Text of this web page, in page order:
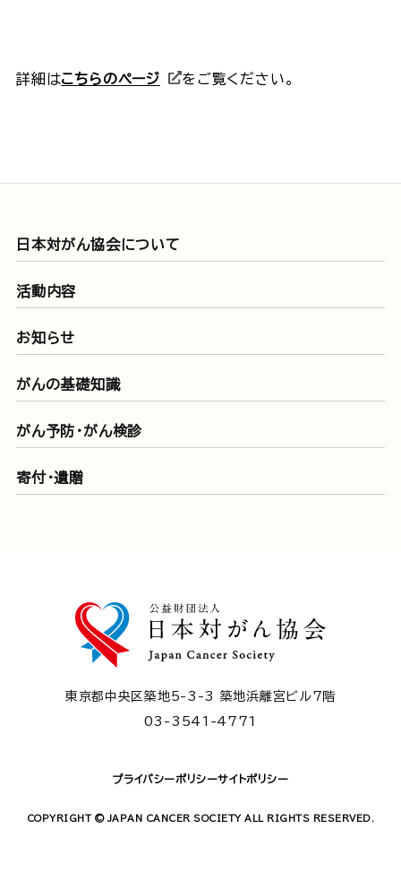
詳細はこちらのページ をご覧ください。
日本対がん協会について
活動内容
お知らせ
がんの基礎知識
がん予防・がん検診
寄付・遺贈
東京都中央区築地5-3-3 築地浜離宮ビル7階
03-3541-4771
プライバシーポリシーサイトポリシー
COPYRIGHT © JAPAN CANCER SOCIETY ALL RIGHTS RESERVED.